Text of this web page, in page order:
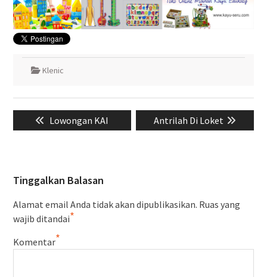
Klenic
Previous
post:
Lowongan KAI
Next
post:
Antrilah Di Loket
Tinggalkan Balasan
Alamat email Anda tidak akan dipublikasikan. Ruas yang
wajib ditandai*
Komentar*